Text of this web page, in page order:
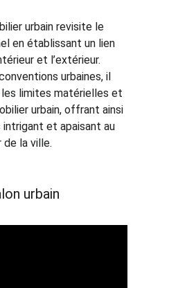
urbain revisite le
en établissant un lien
et l’extérieur.
urbaines, il
limites matérielles et
urbain, offrant ainsi
et apaisant au
la ville.
urbain